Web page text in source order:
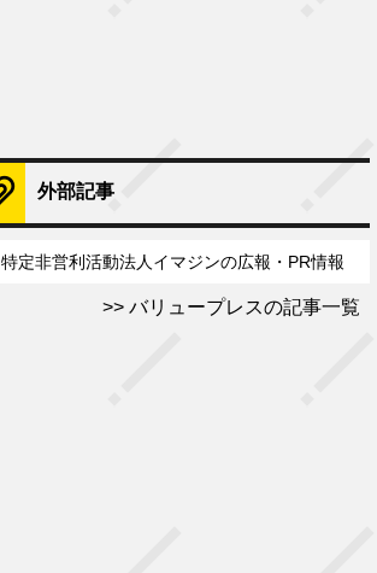
外部記事
特定非営利活動法人イマジンの広報・PR情報
バリュープレスの記事一覧